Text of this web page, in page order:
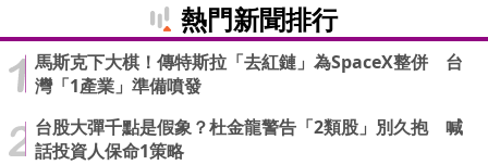
熱門新聞排行
馬斯克下大棋！傳特斯拉「去紅鏈」為SpaceX整併 台
灣「1產業」準備噴發
台股大彈千點是假象？杜金龍警告「2類股」別久抱 喊
話投資人保命1策略